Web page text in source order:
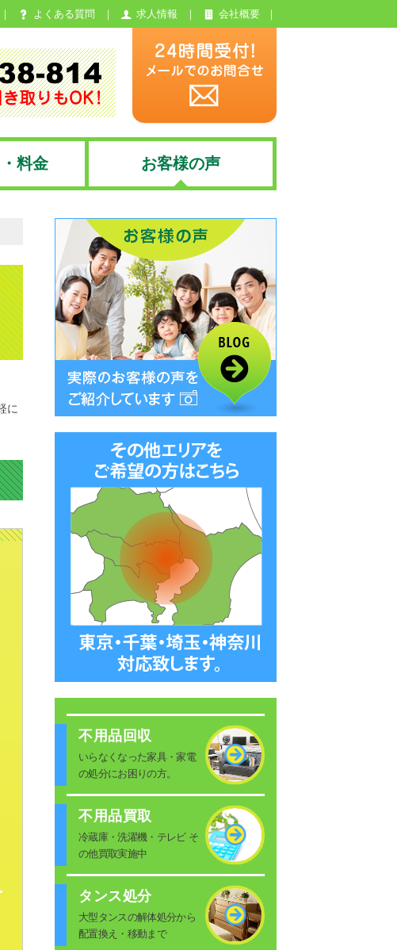
よくある質問 求人情報 会社概要
料金 お客様の声
に
不用品回収
いらなくなった家具・家電
の処分にお困りの方。
不用品買取
冷蔵庫・洗濯機・テレビ そ
の他買取実施中
タンス処分
大型タンスの解体処分から
配置換え・移動まで